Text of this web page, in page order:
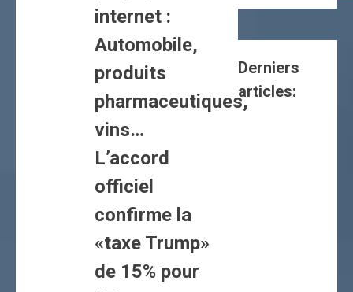
internet :
Automobile,
produits
pharmaceutiques,
vins…
L’accord
officiel
confirme la
«taxe Trump»
de 15% pour
Derniers
articles: